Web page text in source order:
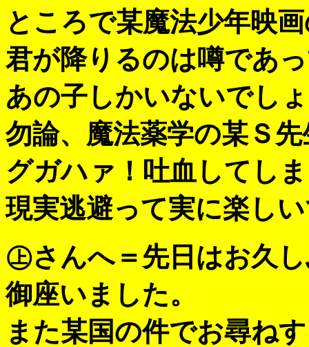
ところで某魔法少年映
君が降りるのは噂であ
あの子しかいないでし
勿論、魔法薬学の某Ｓ
グガハァ！吐血してし
現実逃避って実に楽し
㊤さんへ＝先日はお久
御座いました。
また某国の件でお尋ね